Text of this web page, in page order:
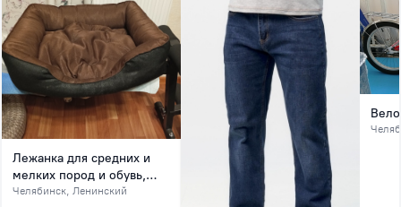
Лежанка для средних и
мелких пород и обувь,
обувь на зиму
Челябинск, Ленинский